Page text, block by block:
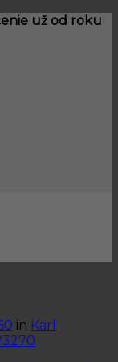
už od roku
in Karl